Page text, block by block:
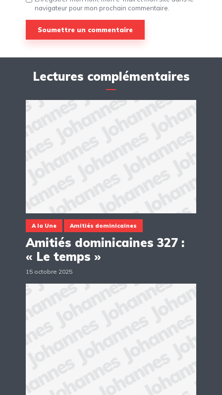
navigateur pour mon prochain commentaire.
Lectures complémentaires
A la Une Amitiés dominicaines
Amitiés dominicaines 327 :
« Le temps »
15 octobre 2025